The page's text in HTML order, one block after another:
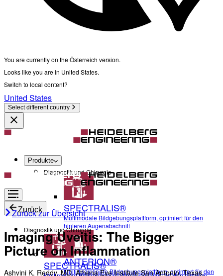
You are currently on the Österreich version.
Looks like you are in United States.
Switch to local content?
United States
Select different country
Produkte
Diagnostik und Chirurgie
SPECTRALIS®
Multimodale Bildgebungsplattform, optimiert für den
hinteren Augenabschnitt
ANTERION®
Multidisziplinäre Bildgebungsplattform, optimiert für den
Zurück
Diagnostik und Chirurgie
SPECTRALIS®
Zurück zur Übersicht
Imaging Uveitis: The Bigger
Picture on Inflammation
Ashvini K. Reddy, MD, Athena Eye Institute San Antonio, Texas,